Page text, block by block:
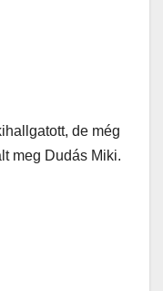
de még
meg Dudás Miki.